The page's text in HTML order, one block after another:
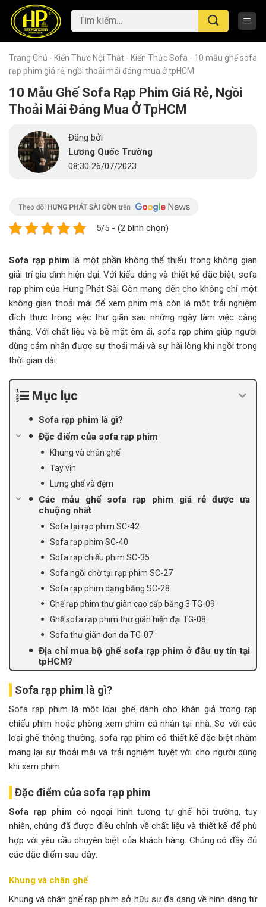
content
Tìm
kiếm:
Trang Chủ - Kiến Thức Nội Thất - Kiến Thức Sofa - 10 mẫu ghế sofa
rạp phim giá rẻ, ngồi thoải mái đáng mua ở tpHCM
10 Mẫu Ghế Sofa Rạp Phim Giá Rẻ, Ngồi
Thoải Mái Đáng Mua Ở TpHCM
Đăng bởi
Lương Quốc Trường
08:30 26/07/2023
5/5 - (2 bình chọn)
Sofa rạp phim là một phần không thể thiếu trong không gian
giải trí gia đình hiện đại. Với kiểu dáng và thiết kế đặc biệt, sofa
rạp phim của Hưng Phát Sài Gòn mang đến cho không chỉ một
không gian thoải mái để xem phim mà còn là một trải nghiệm
đích thực trong việc thư giãn sau những ngày làm việc căng
thẳng. Với chất liệu và bề mặt êm ái, sofa rạp phim giúp người
dùng cảm nhận được sự thoải mái và sự hài lòng khi ngồi trong
thời gian dài.
Mục lục
Sofa rạp phim là gì?
Đặc điểm của sofa rạp phim
Khung và chân ghế
Tay vịn
Lưng ghế và đệm
Các mẫu ghế sofa rạp phim giá rẻ được ưa
chuộng nhất
Sofa tại rạp phim SC-42
Sofa rạp phim SC-40
Sofa rạp chiếu phim SC-35
Sofa ngồi chờ tại rạp phim SC-27
Sofa rạp phim dạng băng SC-28
Ghế rạp phim thư giãn cao cấp băng 3 TG-09
Ghế sofa rạp phim thư giãn hiện đại TG-08
Sofa thư giãn đơn da TG-07
Địa chỉ mua bộ ghế sofa rạp phim ở đâu uy tín tại
tpHCM?
Sofa rạp phim là gì?
Sofa rạp phim là một loại ghế dành cho khán giả trong rạp
chiếu phim hoặc phòng xem phim cá nhân tại nhà. So với các
loại ghế thông thường, sofa rạp phim có thiết kế đặc biệt nhằm
mang lại sự thoải mái và trải nghiệm tuyệt vời cho người dùng
khi xem phim.
Đặc điểm của sofa rạp phim
Sofa rạp phim có ngoại hình tương tự ghế hội trường, tuy
nhiên, chúng đã được điều chỉnh về chất liệu và thiết kế để phù
hợp với yêu cầu chuyên biệt của khách hàng. Chúng có đầy đủ
các đặc điểm sau đây:
Khung và chân ghế
Khung và chân ghế rạp phim sở hữu sự đa dạng về hình dáng từ